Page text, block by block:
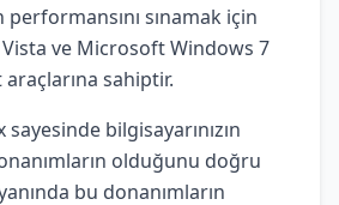
performansını sınamak için
ve Microsoft Windows 7
sahiptir.
bilgisayarınızın
olduğunu doğru
bu donanımların